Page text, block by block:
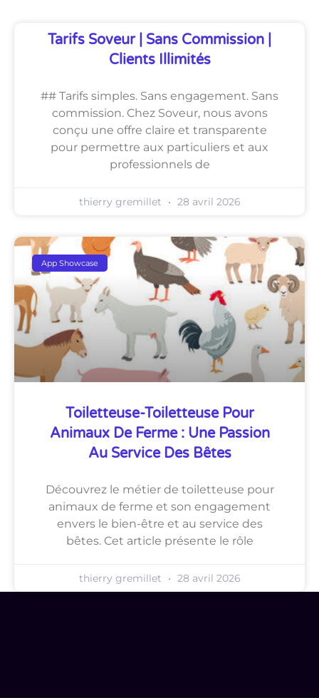
Tarifs Soveur | Sans Commission |
Clients Illimités
## Tarifs simples. Sans engagement. Sans
commission. Chez Soveur, nous avons
conçu une offre claire et transparente
pour permettre aux particuliers et aux
professionnels de
thierry gremillet 28 avril 2026
App Showcase
Toiletteuse-Toiletteuse Pour
Animaux De Ferme : Une Passion
Au Service Des Bêtes
Découvrez le métier de toiletteuse pour
animaux de ferme et son engagement
envers le bien-être et au service des
bêtes. Cet article présente le rôle
thierry gremillet 28 avril 2026